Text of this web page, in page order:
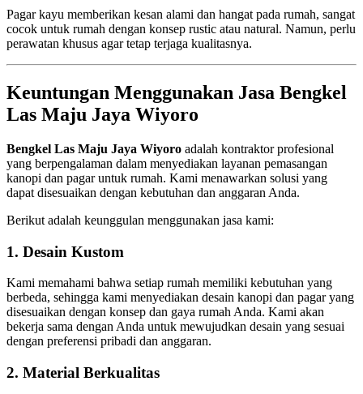
Pagar kayu memberikan kesan alami dan hangat pada rumah, sangat
cocok untuk rumah dengan konsep rustic atau natural. Namun, perlu
perawatan khusus agar tetap terjaga kualitasnya.
Keuntungan Menggunakan Jasa Bengkel
Las Maju Jaya Wiyoro
Bengkel Las Maju Jaya Wiyoro adalah kontraktor profesional
yang berpengalaman dalam menyediakan layanan pemasangan
kanopi dan pagar untuk rumah. Kami menawarkan solusi yang
dapat disesuaikan dengan kebutuhan dan anggaran Anda.
Berikut adalah keunggulan menggunakan jasa kami:
1. Desain Kustom
Kami memahami bahwa setiap rumah memiliki kebutuhan yang
berbeda, sehingga kami menyediakan desain kanopi dan pagar yang
disesuaikan dengan konsep dan gaya rumah Anda. Kami akan
bekerja sama dengan Anda untuk mewujudkan desain yang sesuai
dengan preferensi pribadi dan anggaran.
2. Material Berkualitas